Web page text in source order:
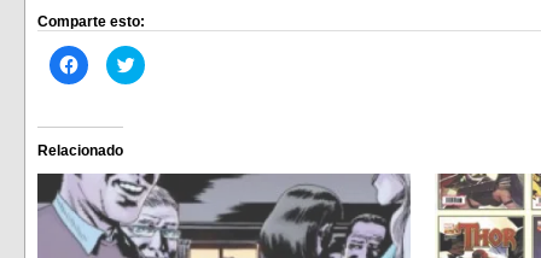
Comparte esto:
Haz
clic
Facebook
(Se
abre
en
una
ventana
nueva)
Haz
clic
en
una
ventana
nueva)
Relacionado